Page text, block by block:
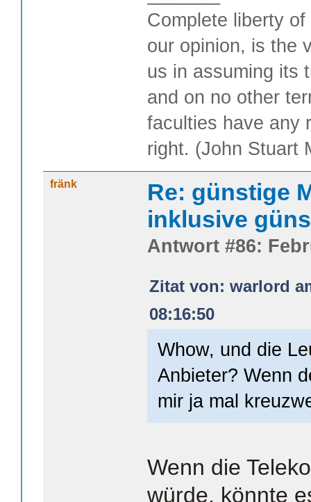
Complete liberty
our opinion, is the
us in assuming its
and on no other
faculties have any
right. (John Stuart
fränk
Re: günstige
inklusive
Antwort #86:
Zitat von: warlord
08:16:50
Whow, und die
Anbieter? Wenn
mir ja mal
Wenn die
würde, könnte